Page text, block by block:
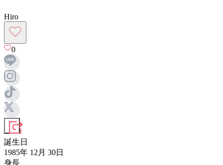
Hiro
0
誕生日
1985年 12月 30日
身長